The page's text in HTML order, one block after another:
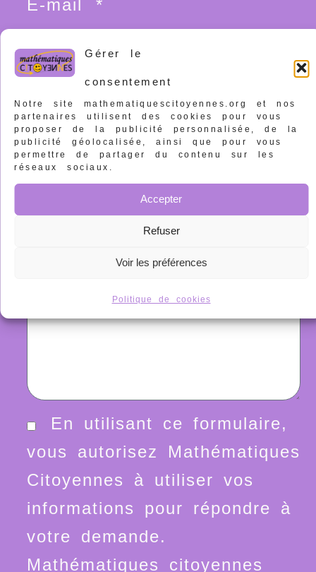
Gérer le
consentement
Notre site mathematiquescitoyennes.org et nos
partenaires utilisent des cookies pour vous
proposer de la publicité personnalisée, de la
publicité géolocalisée, ainsi que pour vous
permettre de partager du contenu sur les
réseaux sociaux.
Accepter
Refuser
Voir les préférences
Politique de cookies
E-mail
Objet
Message
En utilisant ce formulaire,
vous autorisez Mathématiques
Citoyennes à utiliser vos
informations pour répondre à
votre demande.
Mathématiques citoyennes